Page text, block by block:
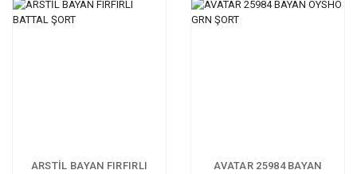
ARSTİL BAYAN FIRFIRLI
AVATAR 25984 BAYAN